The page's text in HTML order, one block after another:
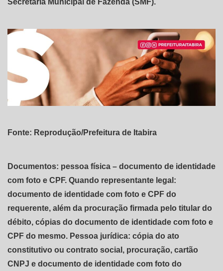
Fonte: Reprodução/Prefeitura de Itabira
Documentos: pessoa física – documento de identidade
com foto e CPF. Quando representante legal:
documento de identidade com foto e CPF do
requerente, além da procuração firmada pelo titular do
débito, cópias do documento de identidade com foto e
CPF do mesmo. Pessoa jurídica: cópia do ato
constitutivo ou contrato social, procuração, cartão
CNPJ e documento de identidade com foto do